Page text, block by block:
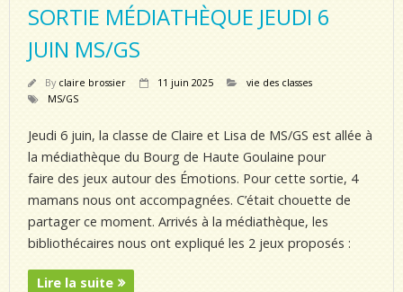
SORTIE MÉDIATHÈQUE JEUDI 6
JUIN MS/GS
By claire brossier 11 juin 2025
vie des classes
MS/GS
Jeudi 6 juin, la classe de Claire et Lisa de MS/GS est allée à
la médiathèque du Bourg de Haute Goulaine pour
faire des jeux autour des Émotions. Pour cette sortie, 4
mamans nous ont accompagnées. C’était chouette de
partager ce moment. Arrivés à la médiathèque, les
bibliothécaires nous ont expliqué les 2 jeux proposés :
Lire la suite